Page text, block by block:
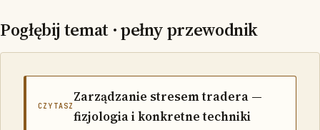
Pogłębij temat · pełny przewodnik
CZYTASZ
Zarządzanie stresem tradera —
fizjologia i konkretne techniki